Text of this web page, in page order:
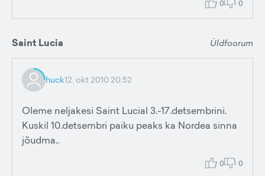
0 0
Saint Lucia Üldfoorum
huck12. okt 2010 20:52
Oleme neljakesi Saint Lucial 3.-17.detsembrini.
Kuskil 10.detsembri paiku peaks ka Nordea sinna
jõudma..
0 0